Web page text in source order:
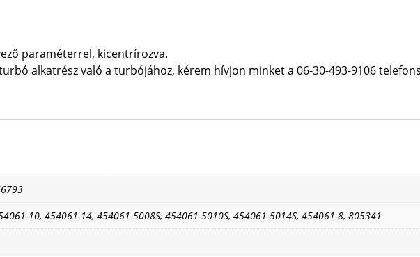
paraméterrel, kicentrírozva.
alkatrész való a turbójához, kérem hívjon minket a 06-30-493-9106
10, 454061-14, 454061-5008S, 454061-5010S, 454061-5014S, 454061-8, 805341